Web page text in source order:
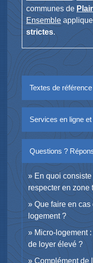
communes de
Ensemble
strictes.
Textes de référence
Services en ligne
Questions ?
En quoi
respecter en zone
Que faire en
logement ?
Micro-logement
de loyer élevé ?
Complément de